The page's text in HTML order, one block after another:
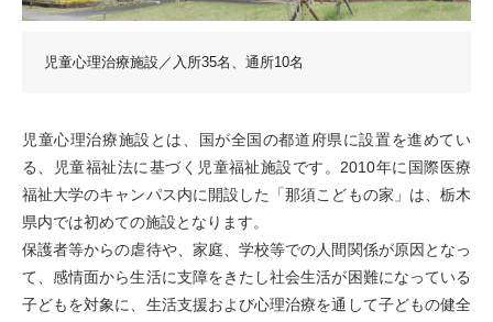
児童心理治療施設／入所35名、通所10名
児童心理治療施設とは、国が全国の都道府県に設置を進めてい
る、児童福祉法に基づく児童福祉施設です。2010年に国際医療
福祉大学のキャンパス内に開設した「那須こどもの家」は、栃木
県内では初めての施設となります。
保護者等からの虐待や、家庭、学校等での人間関係が原因となっ
て、感情面から生活に支障をきたし社会生活が困難になっている
子どもを対象に、生活支援および心理治療を通して子どもの健全